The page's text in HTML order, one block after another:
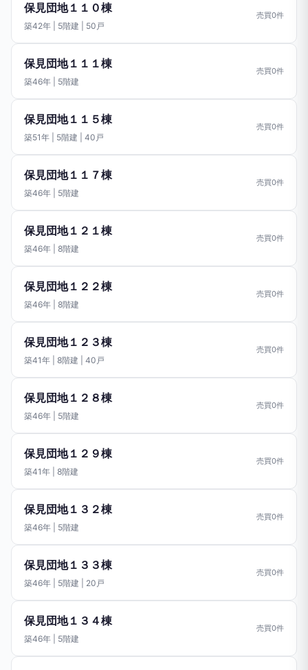
保見団地１１０棟
築42年 | 5階建 | 50戸
売買0件
保見団地１１１棟
築46年 | 5階建
売買0件
保見団地１１５棟
築51年 | 5階建 | 40戸
売買0件
保見団地１１７棟
築46年 | 5階建
売買0件
保見団地１２１棟
築46年 | 8階建
売買0件
保見団地１２２棟
築46年 | 8階建
売買0件
保見団地１２３棟
築41年 | 8階建 | 40戸
売買0件
保見団地１２８棟
築46年 | 5階建
売買0件
保見団地１２９棟
築41年 | 8階建
売買0件
保見団地１３２棟
築46年 | 5階建
売買0件
保見団地１３３棟
築46年 | 5階建 | 20戸
売買0件
保見団地１３４棟
築46年 | 5階建
売買0件